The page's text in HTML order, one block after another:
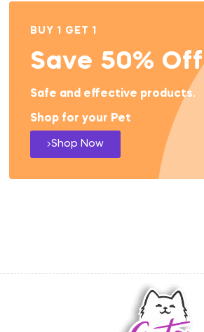
BUY 1 GET 1
Save 50% Off
Safe and effective products.
Shop for your Pet
Shop Now